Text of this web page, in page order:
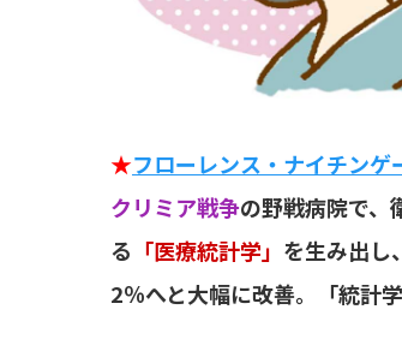
★フローレンス・ナイチンゲ
クリミア戦争の野戦病院で、
る 「医療統計学」 を生み出し
2％へと大幅に改善。「統計